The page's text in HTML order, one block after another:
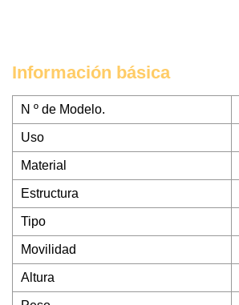
Información básica
N º de Modelo.
Uso
Material
Estructura
Tipo
Movilidad
Altura